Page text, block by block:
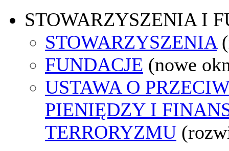
STOWARZYSZENIA I
STOWARZYSZENIA
FUNDACJE (nowe
USTAWA O
PIENIĘDZY I
TERRORYZMU